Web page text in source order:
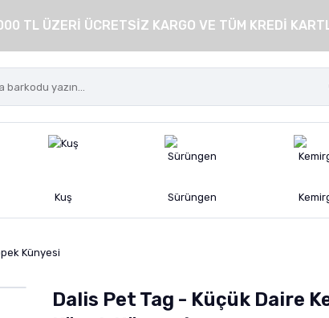
TL ÜZERİ ÜCRETSİZ KARGO VE TÜM KREDİ
Kuş Sürüngen
Künyesi
Dalis Pet Tag - Küçük Daire